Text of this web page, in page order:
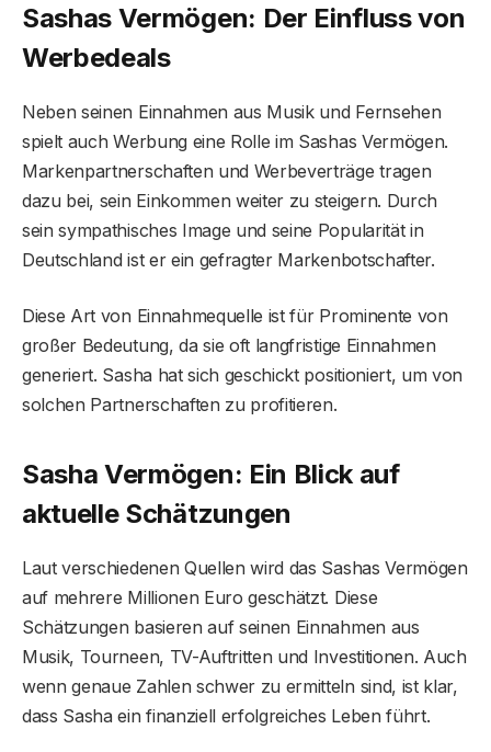
Sashas Vermögen: Der Einfluss von
Werbedeals
Neben seinen Einnahmen aus Musik und Fernsehen
spielt auch Werbung eine Rolle im Sashas Vermögen.
Markenpartnerschaften und Werbeverträge tragen
dazu bei, sein Einkommen weiter zu steigern. Durch
sein sympathisches Image und seine Popularität in
Deutschland ist er ein gefragter Markenbotschafter.
Diese Art von Einnahmequelle ist für Prominente von
großer Bedeutung, da sie oft langfristige Einnahmen
generiert. Sasha hat sich geschickt positioniert, um von
solchen Partnerschaften zu profitieren.
Sasha Vermögen: Ein Blick auf
aktuelle Schätzungen
Laut verschiedenen Quellen wird das Sashas Vermögen
auf mehrere Millionen Euro geschätzt. Diese
Schätzungen basieren auf seinen Einnahmen aus
Musik, Tourneen, TV-Auftritten und Investitionen. Auch
wenn genaue Zahlen schwer zu ermitteln sind, ist klar,
dass Sasha ein finanziell erfolgreiches Leben führt.